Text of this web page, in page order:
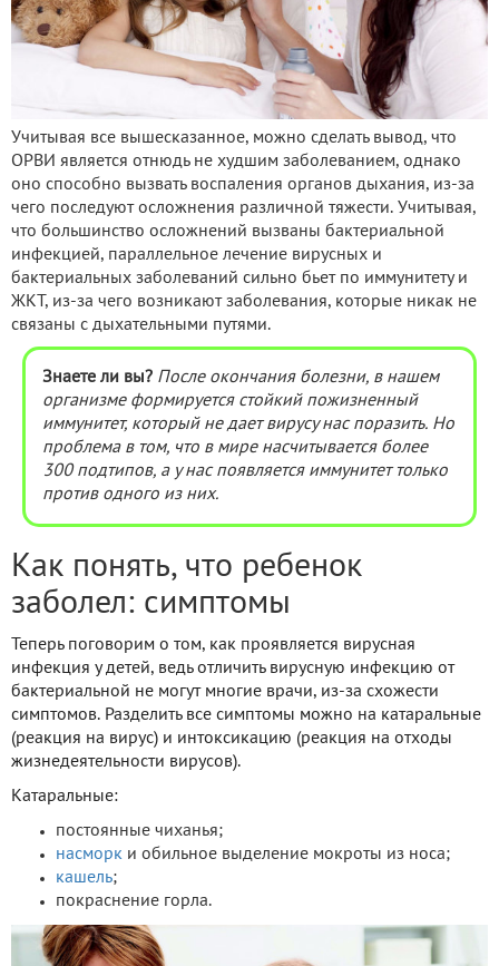
Учитывая все вышесказанное, можно сделать вывод, что
ОРВИ является отнюдь не худшим заболеванием, однако
оно способно вызвать воспаления органов дыхания, из-за
чего последуют осложнения различной тяжести. Учитывая,
что большинство осложнений вызваны бактериальной
инфекцией, параллельное лечение вирусных и
бактериальных заболеваний сильно бьет по иммунитету и
ЖКТ, из-за чего возникают заболевания, которые никак не
связаны с дыхательными путями.
Знаете ли вы? После окончания болезни, в нашем
организме формируется стойкий пожизненный
иммунитет, который не дает вирусу нас поразить. Но
проблема в том, что в мире насчитывается более
300 подтипов, а у нас появляется иммунитет только
против одного из них.
Как понять, что ребенок
заболел: симптомы
Теперь поговорим о том, как проявляется вирусная
инфекция у детей, ведь отличить вирусную инфекцию от
бактериальной не могут многие врачи, из-за схожести
симптомов. Разделить все симптомы можно на катаральные
(реакция на вирус) и интоксикацию (реакция на отходы
жизнедеятельности вирусов).
Катаральные:
постоянные чиханья;
насморк и обильное выделение мокроты из носа;
кашель;
покраснение горла.